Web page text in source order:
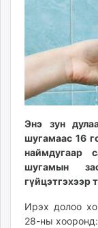
mnb.mn
Livetv.mn
Eguur.mn
24tsag.mn
shuud.mn
ergelt.mn
zarig.mn
today.mn
zuv.mn
ugluu.mn
Энэ зун
шугамаас 16
наймдугаар
шугамын
гүйцэтгэхээр
Ирэх долоо
28-ны хооронд: